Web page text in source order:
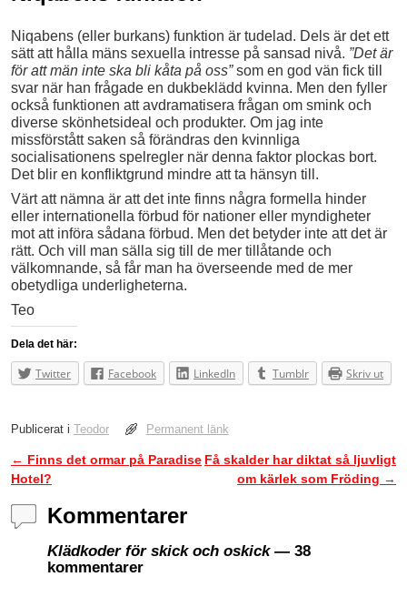
Niqabens (eller burkans) funktion är tudelad. Dels är det ett
sätt att hålla mäns sexuella intresse på sansad nivå. ”Det är
för att män inte ska bli kåta på oss”som en god vän fick till
svar när han frågade en dukbeklädd kvinna. Men den fyller
också funktionen att avdramatisera frågan om smink och
diverse skönhetsideal och produkter. Om jag inte
missförstått saken så förändras den kvinnliga
socialisationens spelregler när denna faktor plockas bort.
Det blir en konfliktgrund mindre att ta hänsyn till.
Värt att nämna är att det inte finns några formella hinder
eller internationella förbud för nationer eller myndigheter
mot att införa sådana förbud. Men det betyder inte att det är
rätt. Och vill man sälla sig till de mer tillåtande och
välkomnande, så får man ha överseende med de mer
obetydliga underligheterna.
Teo
Dela det här:
Twitter Facebook LinkedIn Tumblr Skriv ut
Publicerat i Teodor Permanent länk
Inläggsnavigering
← Finns det ormar på Paradise
Hotel?
Få skalder har diktat så ljuvligt
om kärlek som Fröding →
Kommentarer
Klädkoder för skick och oskick— 38
kommentarer